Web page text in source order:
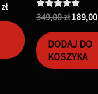
zł
Oceniono
5.00
na 5
349,00zł 189,00
DODAJ DO
KOSZYKA